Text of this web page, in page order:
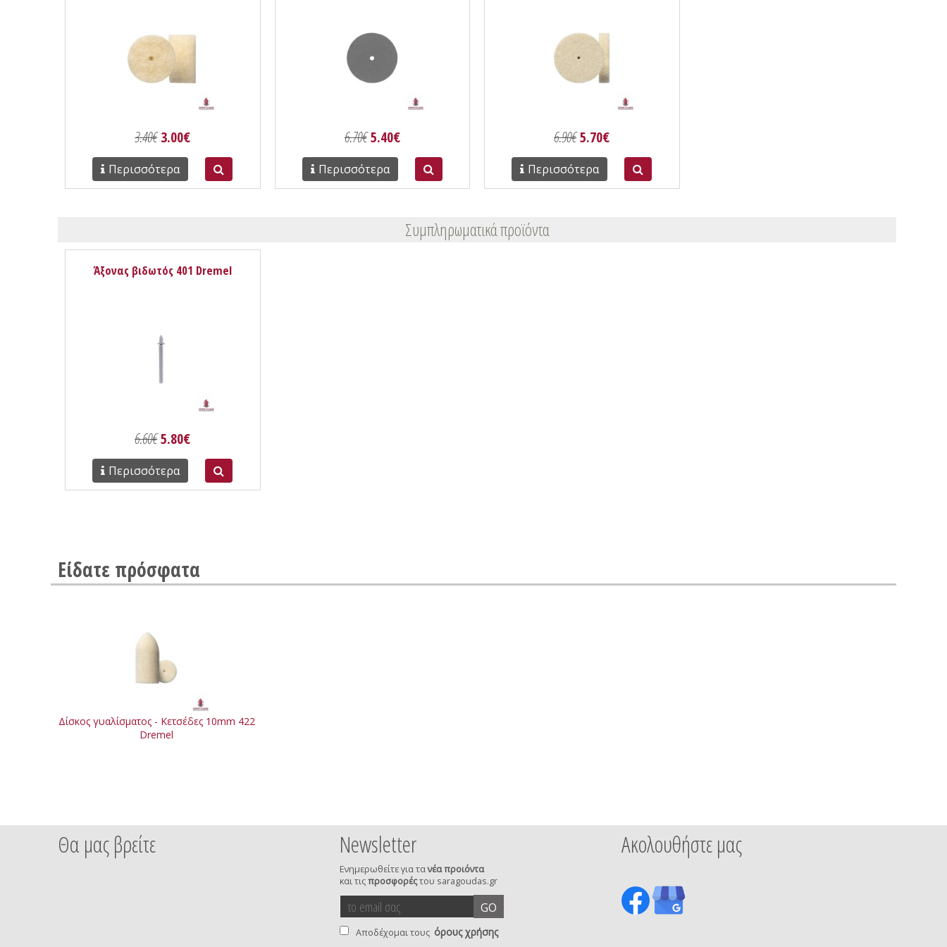
3.40€3.00€
Περισσότερα
6.70€5.40€
Περισσότερα
6.90€5.70€
Περισσότερα
Συμπληρωματικά προϊόντα
Άξονας βιδωτός 401 Dremel
6.60€5.80€
Περισσότερα
Είδατε πρόσφατα
Δίσκος γυαλίσματος - Κετσέδες 10mm 422
Dremel
Θα μας βρείτε Newsletter
Ενημερωθείτε για τανέα προιόντα
και τιςπροσφορέςτου saragoudas.gr
το
email
σας
GO
Αποδέχομαι τους όρους χρήσης
Ακολουθήστε μας